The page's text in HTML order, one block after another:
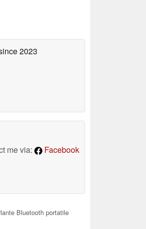
2023
me via:
Facebook
Bluetooth portatile